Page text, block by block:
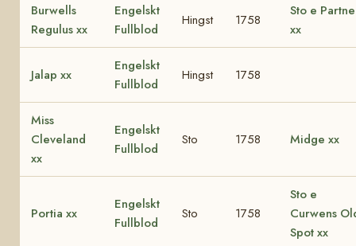
Burwells
Regulus xx
Engelskt
Fullblod
Hingst 1758
Sto e
xx
Jalap xx
Engelskt
Fullblod
Hingst 1758
Miss
Cleveland
xx
Engelskt
Fullblod
Sto 1758 Midge xx
Portia xx
Engelskt
Fullblod
Sto 1758
Sto e
Curwens
Spot xx